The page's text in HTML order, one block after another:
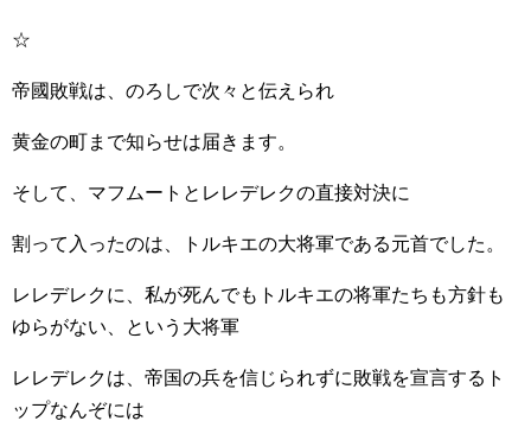
☆
帝國敗戦は、のろしで次々と伝えられ
黄金の町まで知らせは届きます。
そして、マフムートとレレデレクの直接対決に
割って入ったのは、トルキエの大将軍である元首でした。
レレデレクに、私が死んでもトルキエの将軍たちも方針も
ゆらがない、という大将軍
レレデレクは、帝国の兵を信じられずに敗戦を宣言するト
ップなんぞには